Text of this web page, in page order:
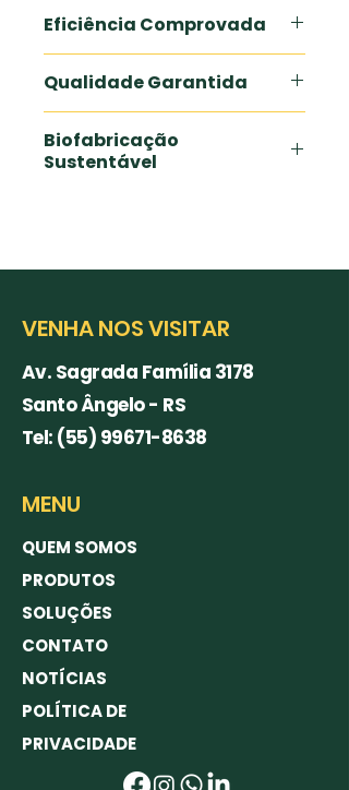
Limpeza e descontaminação
Contém solventes orgânicos
Melhor fluidez do circuito de
aplicações fitossanitárias
Eficiência Comprovada
Qualidade Garantida
Biofabricação
Sustentável
VENHA NOS VISITAR
Av. Sagrada Família 3178
Santo Ângelo - RS
Tel: (55) 99671-8638
MENU
QUEM SOMOS
PRODUTOS
SOLUÇÕES
CONTATO
NOTÍCIAS
POLÍTICA DE
PRIVACIDADE